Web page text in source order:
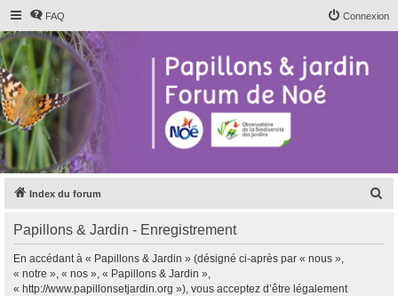
FAQ Connexion
Index du forum
Papillons & Jardin - Enregistrement
En accédant à « Papillons & Jardin » (désigné ci-après par « nous »,
« notre », « nos », « Papillons & Jardin »,
« http://www.papillonsetjardin.org »), vous acceptez d’être légalement